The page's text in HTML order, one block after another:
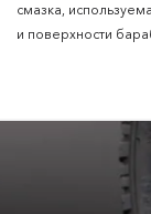
смазка,
и поверхности